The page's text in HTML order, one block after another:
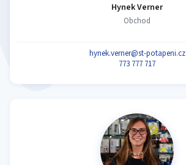
Hynek Verner
Obchod
hynek.verner@st-potapeni.cz
773 777 717